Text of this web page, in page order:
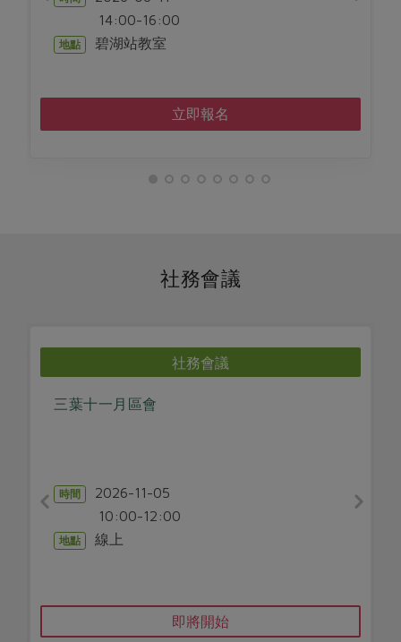
14:00-16:00
地點 碧湖站教室
立即報名
社務會議
社務會議
三葉十一月區會
時間 2026-11-05
10:00-12:00
地點 線上
即將開始